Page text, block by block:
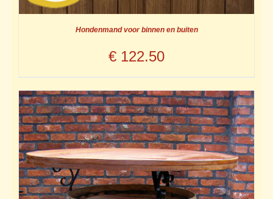
Hondenmand voor binnen en buiten
€ 122.50